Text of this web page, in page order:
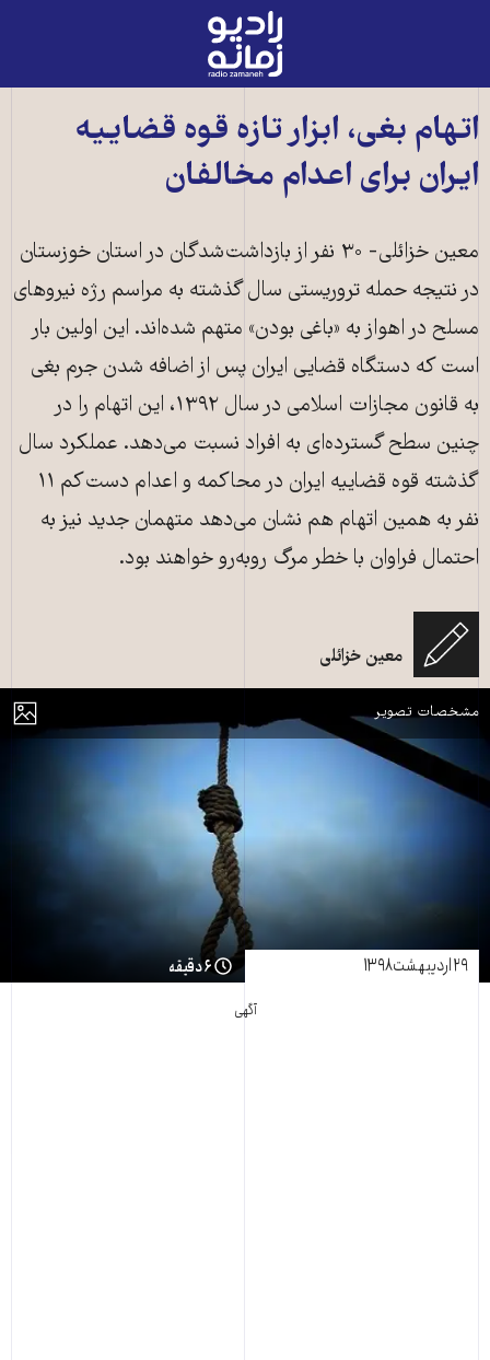
رادیو
زمانه
صفحه
اصلی
اتهام بغی، ابزار تازه قوه قضاییه
ایران برای اعدام مخالفان
معین خزائلی- ۳۰ نفر از بازداشت‌شدگان در استان خوزستان
در نتیجه حمله تروریستی سال گذشته به مراسم رژه نیروهای
مسلح در اهواز به «باغی بودن» متهم شده‌اند. این اولین بار
است که دستگاه قضایی ایران پس از اضافه شدن جرم بغی
به قانون مجازات اسلامی در سال ۱۳۹۲، این اتهام را در
چنین سطح گسترده‌ای به افراد نسبت می‌دهد. عملکرد سال
گذشته قوه قضاییه ایران در محاکمه و اعدام دست‌کم ۱۱
نفر به همین اتهام هم نشان می‌دهد متهمان جدید نیز به
احتمال فراوان با خطر مرگ روبه‌رو خواهند بود.
معین خزائلی
نمایش
مشخصات تصویر
اعدام ـ تصویر از آرشیو
۲۹ اردیبهشت ۱۳۹۸ ۶ دقیقه
آگهی